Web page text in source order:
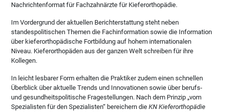
Nachrichtenformat für Fachzahnärzte für Kieferorthopädie.
Im Vordergrund der aktuellen Berichterstattung steht neben
standespolitischen Themen die Fachinformation sowie die Information
über kieferorthopädische Fortbildung auf hohem internationalen
Niveau. Kieferorthopäden aus der ganzen Welt schreiben für ihre
Kollegen.
In leicht lesbarer Form erhalten die Praktiker zudem einen schnellen
Überblick über aktuelle Trends und Innovationen sowie über berufs-
und gesundheitspolitische Fragestellungen. Nach dem Prinzip „vom
Spezialisten für den Spezialisten“ bereichern dieKN Kieferorthopädie